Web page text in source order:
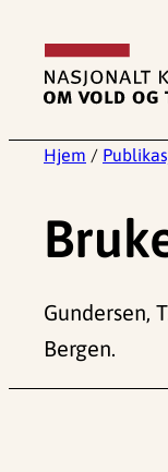
innhold
Hjem /
Gundersen,
Bergen.